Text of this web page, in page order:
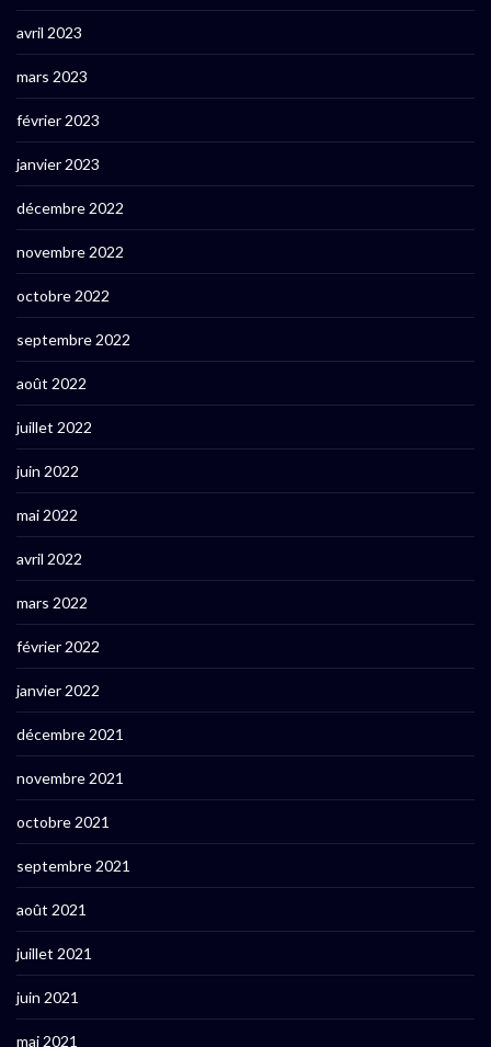
avril 2023
mars 2023
février 2023
janvier 2023
décembre 2022
novembre 2022
octobre 2022
septembre 2022
août 2022
juillet 2022
juin 2022
mai 2022
avril 2022
mars 2022
février 2022
janvier 2022
décembre 2021
novembre 2021
octobre 2021
septembre 2021
août 2021
juillet 2021
juin 2021
mai 2021